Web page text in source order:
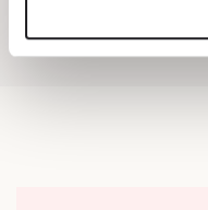
information från din
annons- och
Dessa kan i sin tur